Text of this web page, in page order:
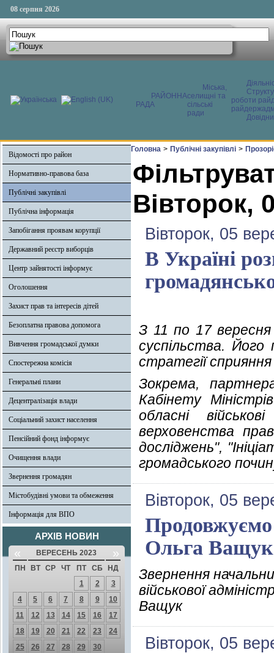
08 серпня 2026
РАЙОННА
РАДА
Міська,
селищні та
сільські
ради
роботи
Відомості про район
Нормативно-правова база
Публічні закупівлі
Публічна інформація
Запобігання проявам корупції
Державний реєстр виборців
Центр зайнятості інформує
Оголошення
Захист прав та інтересів дітей
Безоплатна правова допомога
Вивчення громадської думки
Спостережна комісія
Генеральні плани
Децентралізація влади
Соціальний захист населення
Пенсійний фонд інформує
Очищення влади
Звернення громадян
Містобудівні умови та обмеження
Інформація для ВПО
АРХІВ НОВИН
« ВЕРЕСЕНЬ 2023 »
ПН ВТ СР ЧТ ПТ СБ
НД
1
2
3
4
5 6 7 8 9
10
11
12 13 14 15 16
17
18
19 20 21 22 23
24
25
26 27 28 29 30
Головна > Публічні закупівлі >
Вівторок,
Вівторок, 05
В Україні
З 11 по 17 вересня
суспільства. Його
стратегії
Зокрема,
Кабінету
обласні
верховенства
досліджень",
громадського
Вівторок, 05
Ольга Ващук
Звернення
військової
Ващук
Вівторок, 05